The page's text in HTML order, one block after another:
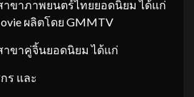
สาขาภาพยนตร์ไทยยอดนิยม ได้แก่
ผลิตโดย GMMTV
าขาคู่จิ้นยอดนิยม ได้แก่
ร และ